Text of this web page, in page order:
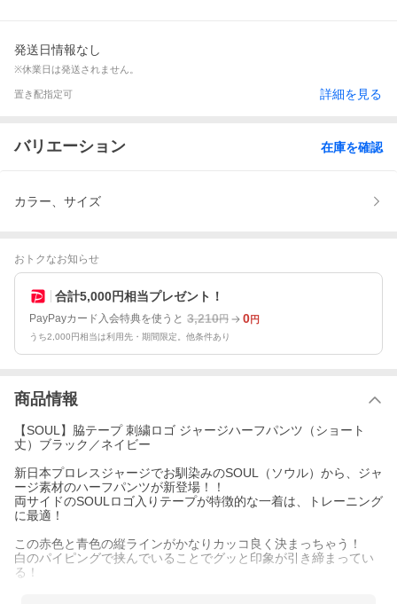
発送日情報なし
※休業日は発送されません。
置き配指定可 詳細を見る
バリエーション 在庫を確認
カラー、サイズ
おトクなお知らせ
合計5,000円相当プレゼント！
PayPayカード入会特典を使うと 3,210円 0円
うち2,000円相当は利用先・期間限定。他条件あり
商品情報
【SOUL】脇テープ 刺繍ロゴ ジャージハーフパンツ（ショート
丈）ブラック／ネイビー
新日本プロレスジャージでお馴染みのSOUL（ソウル）から、ジャ
ージ素材のハーフパンツが新登場！！
両サイドのSOULロゴ入りテープが特徴的な一着は、トレーニング
に最適！
この赤色と青色の縦ラインがかなりカッコ良く決まっちゃう！
白のパイピングで挟んでいることでグッと印象が引き締まってい
る！